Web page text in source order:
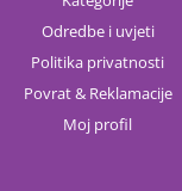
Odredbe i uvjeti
Politika privatnosti
Povrat & Reklamacije
Moj profil